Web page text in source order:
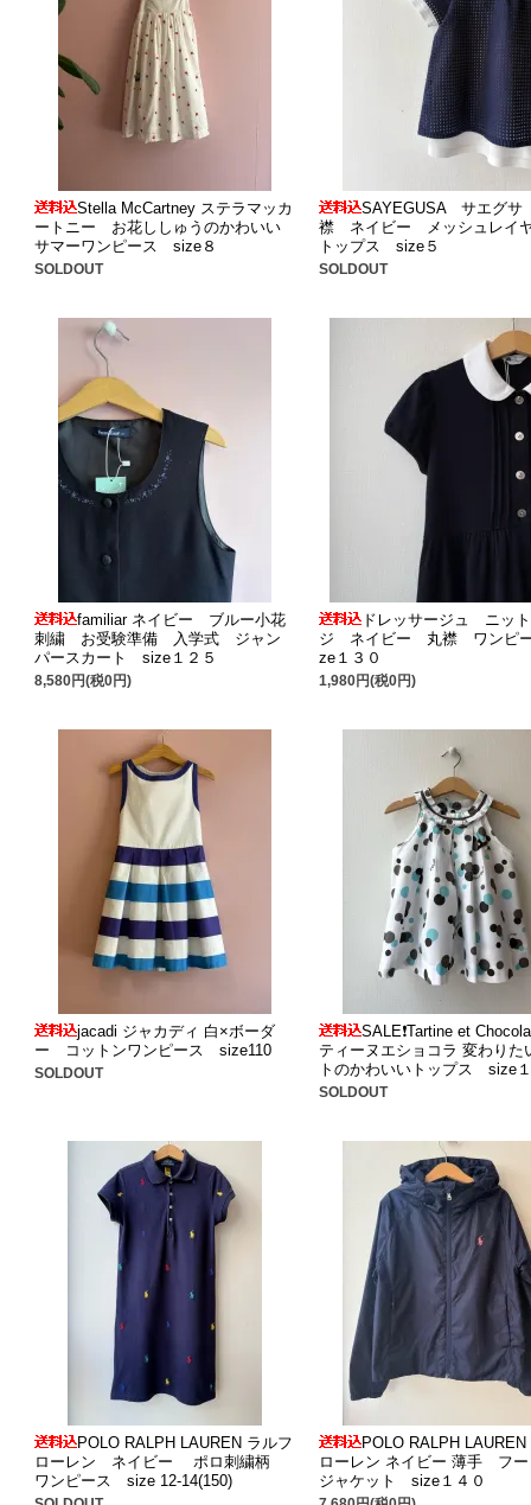
Stella McCartney ステラマッカ
ートニー お花ししゅうのかわいい
サマーワンピース size８
SOLDOUT
SAYEGUSA サエグ
襟 ネイビー メッシュレイ
トップス size５
SOLDOUT
familiar ネイビー ブルー小花
刺繍 お受験準備 入学式 ジャン
パースカート size１２５
8,580円(税0円)
ドレッサージュ ニッ
ジ ネイビー 丸襟 ワンピ
ze１３０
1,980円(税0円)
jacadi ジャカディ 白×ボーダ
ー コットンワンピース size110
SOLDOUT
SALE❗️Tartine et
ティーヌエショコラ 変わりた
トのかわいいトップス size
SOLDOUT
POLO RALPH LAUREN ラルフ
ローレン ネイビー ポロ刺繍柄
ワンピース size 12-14(150)
POLO RALPH
ローレン ネイビー 薄手 フー
ジャケット size１４０